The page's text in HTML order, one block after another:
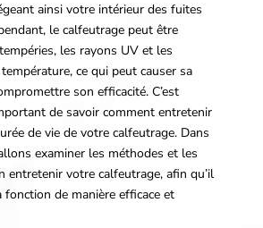
ainsi votre intérieur des fuites
le calfeutrage peut être
les rayons UV et les
ce qui peut causer sa
son efficacité. C’est
de savoir comment entretenir
de vie de votre calfeutrage. Dans
examiner les méthodes et les
entretenir votre calfeutrage, afin qu’il
fonction de manière efficace et